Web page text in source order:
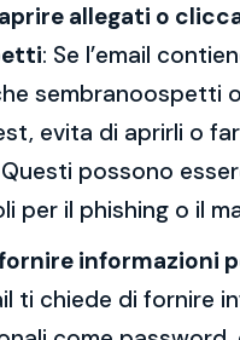
allegati o
: Se l’email
sembranoospetti
evita di aprirli o
possono
per il phishing o il
informazioni
ti chiede di fornire